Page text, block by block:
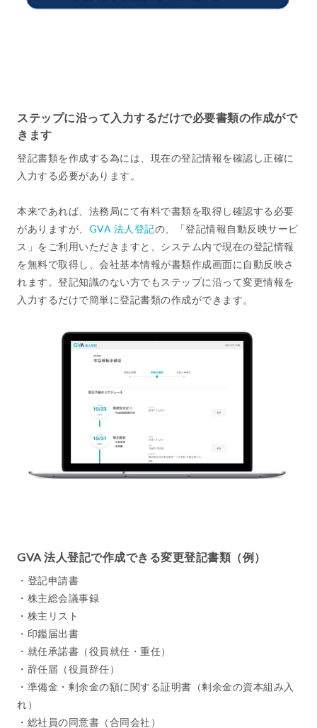
ステップに沿って入力するだけで必要書類の作成がで
きます
登記書類を作成する為には、現在の登記情報を確認し正確に
入力する必要があります。
本来であれば、法務局にて有料で書類を取得し確認する必要
がありますが、 GVA 法人登記の、「登記情報自動反映サービ
ス」をご利用いただきますと、システム内で現在の登記情報
を無料で取得し、会社基本情報が書類作成画面に自動反映さ
れます。登記知識のない方でもステップに沿って変更情報を
入力するだけで簡単に登記書類の作成ができます。
GVA 法人登記で作成できる変更登記書類（例）
・登記申請書
・株主総会議事録
・株主リスト
・印鑑届出書
・就任承諾書（役員就任・重任）
・辞任届（役員辞任）
・準備金・剰余金の額に関する証明書（剰余金の資本組み入
れ）
・総社員の同意書（合同会社）